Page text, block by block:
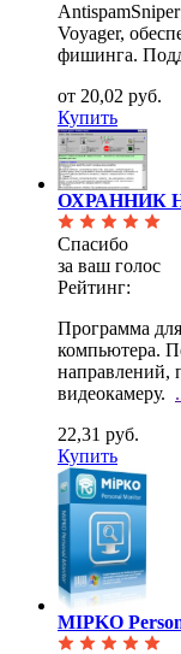
Voyager,
фишинга.
от 20,02 руб.
Купить
ОХРАННИК
Спасибо
за ваш голос
Рейтинг:
Программа
компьютера.
направлений,
видеокамеру.
22,31 руб.
Купить
MIPKO